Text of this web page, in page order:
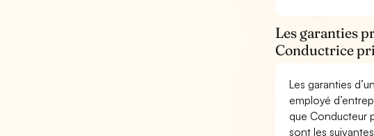
Les garanties
Conductrice
Les garanties
employé
que Conducteur
sont les